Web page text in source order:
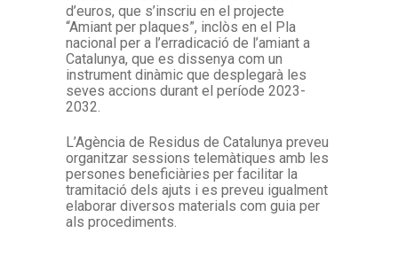
d’euros, que s’inscriu en el projecte
“Amiant per plaques”, inclòs en el Pla
nacional per a l’erradicació de l’amiant a
Catalunya, que es dissenya com un
instrument dinàmic que desplegarà les
seves accions durant el període 2023-
2032.
L’Agència de Residus de Catalunya preveu
organitzar sessions telemàtiques amb les
persones beneficiàries per facilitar la
tramitació dels ajuts i es preveu igualment
elaborar diversos materials com guia per
als procediments.